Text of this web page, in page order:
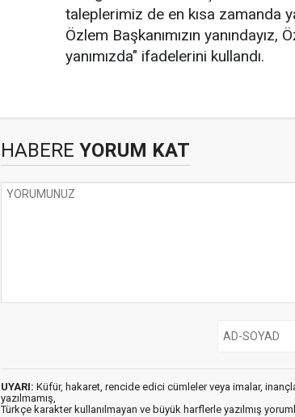
taleplerimiz de en kısa zamanda
Özlem Başkanımızın yanındayız,
yanımızda" ifadelerini kullandı.
HABERE YORUM KAT
UYARI: Küfür, hakaret, rencide edici cümleler veya imalar,
yazılmamış,
Türkçe karakter kullanılmayan ve büyük harflerle yazılmış